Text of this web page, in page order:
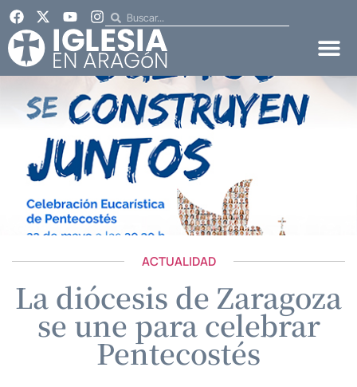
ACTUALIDAD
La diócesis de Zaragoza
se une para celebrar
Pentecostés